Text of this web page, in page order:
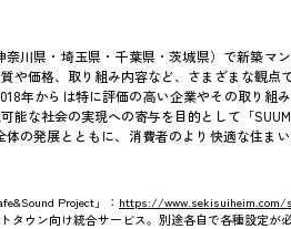
奈川県・埼玉県・千葉県・茨城県）で新築マ
や価格、取り組み内容など、さまざまな観点
年からは特に評価の高い企業やその取り組
な社会の実現への寄与を目的として「
の発展とともに、消費者のより快適な住ま
Project」： https://www.sekisuiheim.com/
タウン向け統合サービス。別途各自で各種設定が必